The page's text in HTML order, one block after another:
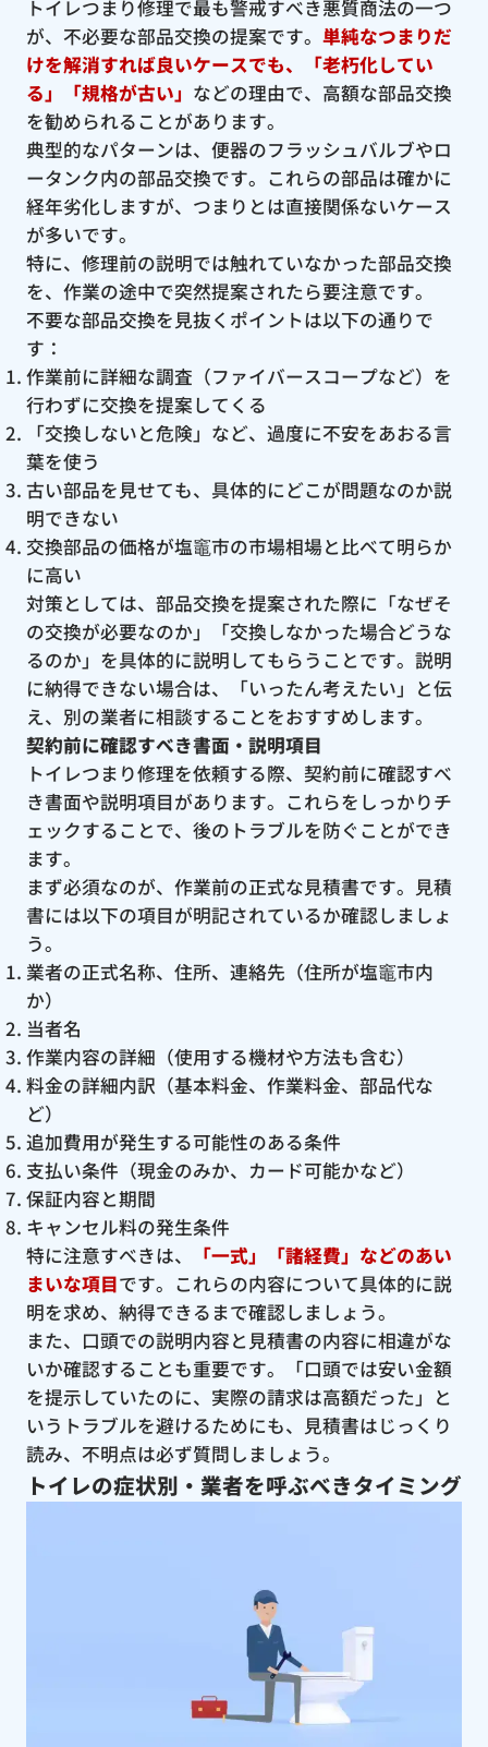
トイレつまり修理で最も警戒すべき悪質商法の一つ
が、不必要な部品交換の提案です。 単純なつまりだ
けを解消すれば良いケースでも、「老朽化してい
る」「規格が古い」 などの理由で、高額な部品交換
を勧められることがあります。
典型的なパターンは、便器のフラッシュバルブやロ
ータンク内の部品交換です。これらの部品は確かに
経年劣化しますが、つまりとは直接関係ないケース
が多いです。
特に、修理前の説明では触れていなかった部品交換
を、作業の途中で突然提案されたら要注意です。
不要な部品交換を見抜くポイントは以下の通りで
す：
作業前に詳細な調査（ファイバースコープなど）を
行わずに交換を提案してくる
「交換しないと危険」など、過度に不安をあおる言
葉を使う
古い部品を見せても、具体的にどこが問題なのか説
明できない
交換部品の価格が塩竈市の市場相場と比べて明らか
に高い
対策としては、部品交換を提案された際に「なぜそ
の交換が必要なのか」「交換しなかった場合どうな
るのか」を具体的に説明してもらうことです。説明
に納得できない場合は、「いったん考えたい」と伝
え、別の業者に相談することをおすすめします。
契約前に確認すべき書面・説明項目
トイレつまり修理を依頼する際、契約前に確認すべ
き書面や説明項目があります。これらをしっかりチ
ェックすることで、後のトラブルを防ぐことができ
ます。
まず必須なのが、作業前の正式な見積書です。見積
書には以下の項目が明記されているか確認しましょ
う。
業者の正式名称、住所、連絡先（住所が塩竈市内
か）
当者名
作業内容の詳細（使用する機材や方法も含む）
料金の詳細内訳（基本料金、作業料金、部品代な
ど）
追加費用が発生する可能性のある条件
支払い条件（現金のみか、カード可能かなど）
保証内容と期間
キャンセル料の発生条件
特に注意すべきは、
「一式」「諸経費」などのあい
まいな項目です。これらの内容について具体的に説
明を求め、納得できるまで確認しましょう。
また、口頭での説明内容と見積書の内容に相違がな
いか確認することも重要です。「口頭では安い金額
を提示していたのに、実際の請求は高額だった」と
いうトラブルを避けるためにも、見積書はじっくり
読み、不明点は必ず質問しましょう。
トイレの症状別・業者を呼ぶべきタイミング